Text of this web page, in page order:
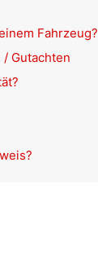
Fahrzeug?
/ Gutachten